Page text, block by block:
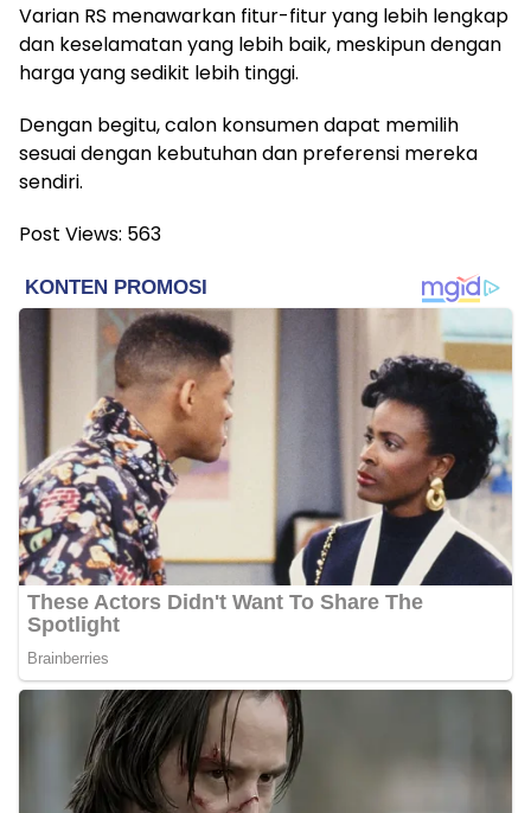
Varian RS menawarkan fitur-fitur yang lebih lengkap
dan keselamatan yang lebih baik, meskipun dengan
harga yang sedikit lebih tinggi.
Dengan begitu, calon konsumen dapat memilih
sesuai dengan kebutuhan dan preferensi mereka
sendiri.
Post Views: 563